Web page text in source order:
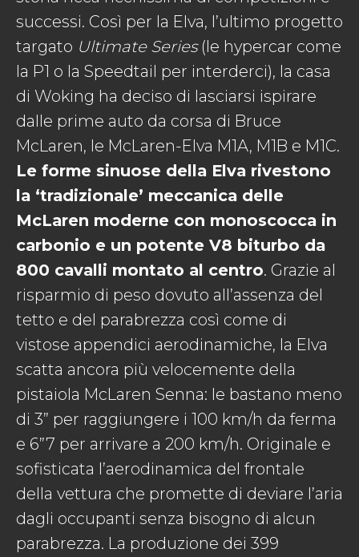
successi. Così per la Elva, l’ultimo progetto
targato Ultimate Series(le hypercar come
la P1 o la Speedtail per interderci), la casa
di Woking ha deciso di lasciarsi ispirare
dalle prime auto da corsa di Bruce
McLaren, le McLaren-Elva M1A, M1B e M1C.
Le forme sinuose della Elva rivestono
la ‘tradizionale’ meccanica delle
McLaren moderne con monoscocca in
carbonio e un potente V8 biturbo da
800 cavalli montato al centro. Grazie al
risparmio di peso dovuto all’assenza del
tetto e del parabrezza così come di
vistose appendici aerodinamiche, la Elva
scatta ancora più velocemente della
pistaiola McLaren Senna: le bastano meno
di 3” per raggiungere i 100 km/h da ferma
e 6”7 per arrivare a 200 km/h. Originale e
sofisticata l’aerodinamica del frontale
della vettura che promette di deviare l’aria
dagli occupanti senza bisogno di alcun
parabrezza. La produzione dei 399